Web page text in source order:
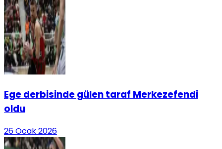
Ege derbisinde gülen taraf Merkezefendi
oldu
26 Ocak 2026